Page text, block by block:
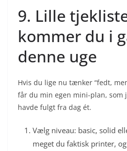
9. Lille
kommer du i
denne uge
Hvis du lige nu tænker “fedt,
får du min egen mini-plan, som
havde fulgt fra dag ét.
Vælg niveau: basic, solid
meget du faktisk printer,